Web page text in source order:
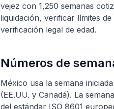
vejez con 1,250 semanas
liquidación, verificar límites
verificación legal de edad.
Números de
México usa la semana
(EE.UU. y Canadá). La
del estándar ISO 8601